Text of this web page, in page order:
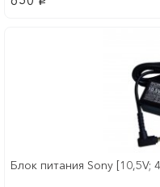
Блок питания Sony [10,5V;